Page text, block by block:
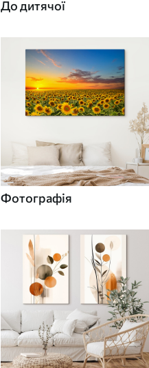
До дитячої
Фотографія